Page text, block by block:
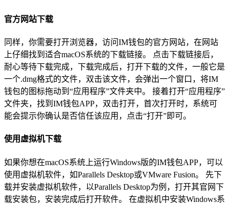
官方网站下载
同样，你需要打开浏览器，访问IM钱包的官方网站，在网站
上仔细找到适合macOS系统的下载链接。 点击下载链接后，
耐心等待下载完成，下载完成后，打开下载的文件，一般它是
一个.dmg格式的文件，双击该文件，会弹出一个窗口，将IM
钱包的图标拖动到“应用程序”文件夹中。 接着打开“应用程序”
文件夹，找到IM钱包APP，双击打开，首次打开时，系统可
能会提示你确认是否信任该应用，点击“打开”即可。
使用虚拟机下载
如果你想在macOS系统上运行Windows版的IM钱包APP，可以
使用虚拟机软件，如Parallels Desktop或VMware Fusion。 先下
载并安装虚拟机软件，以Parallels Desktop为例，打开其官网下
载安装包，安装完成后打开软件。 在虚拟机中安装Windows系